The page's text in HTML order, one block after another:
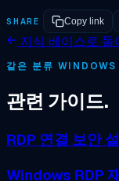
SHARE Copy link
지식 베이스로 돌
같은 분류
관련 가이드.
RDP 연결 보안
Windows RDP